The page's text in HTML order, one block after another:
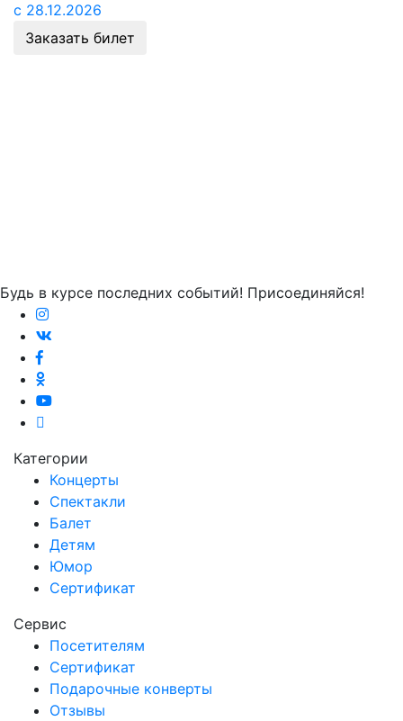
с 28.12.2026
Заказать билет
Будь в курсе последних событий! Присоединяйся!
Категории
Концерты
Спектакли
Балет
Детям
Юмор
Сертификат
Сервис
Посетителям
Сертификат
Подарочные конверты
Отзывы